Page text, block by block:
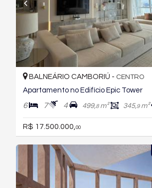
BALNEÁRIO CAMBORIÚ - CENTRO
Apartamento no Edifício Epic Tower
6 7 4 499,8m² 345,9m²
R$ 17.500.000, 00